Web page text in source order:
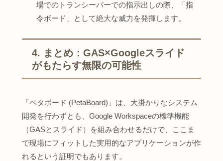
場でのトランシーバーでの指示出しの際、「指
令ボード」として絶大な威力を発揮します。
4. まとめ：GAS×Googleスライド
がもたらす無限の可能性
「ペタボード (PetaBoard)」は、大掛かりなシステム
開発を行わずとも、Google Workspaceの標準機能
（GASとスライド）を組み合わせるだけで、ここま
で現場にフィットした実用的なアプリケーションが作
れるという証明でもあります。